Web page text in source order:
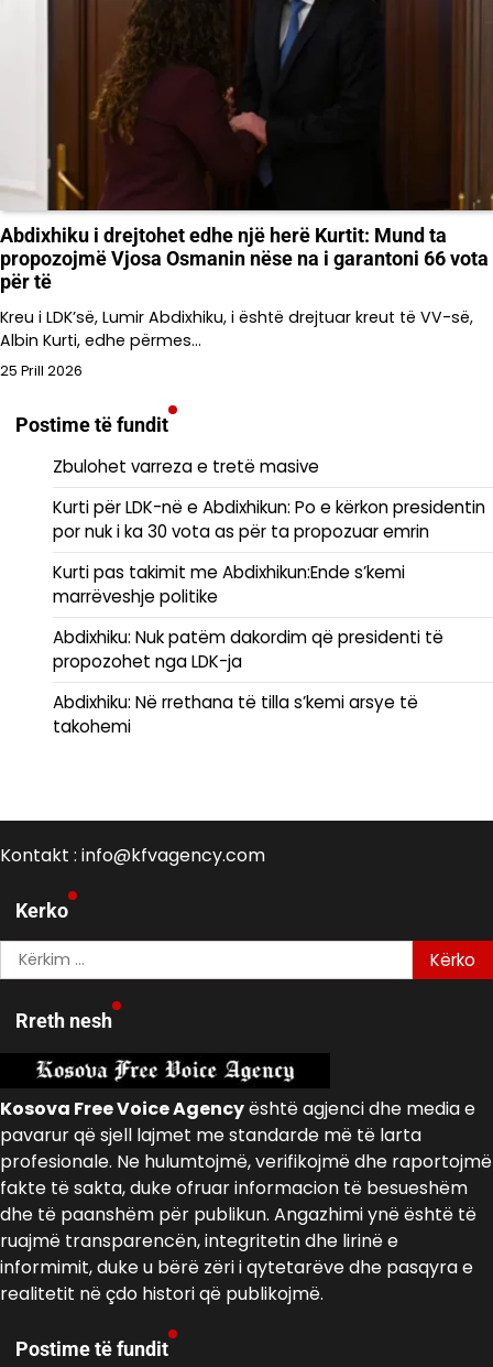
Abdixhiku i drejtohet edhe një herë Kurtit: Mund ta
propozojmë Vjosa Osmanin nëse na i garantoni 66 vota
për të
Kreu i LDK’së, Lumir Abdixhiku, i është drejtuar kreut të VV-së,
Albin Kurti, edhe përmes…
25 Prill 2026
Postime të fundit
Zbulohet varreza e tretë masive
Kurti për LDK-në e Abdixhikun: Po e kërkon presidentin
por nuk i ka 30 vota as për ta propozuar emrin
Kurti pas takimit me Abdixhikun:Ende s’kemi
marrëveshje politike
Abdixhiku: Nuk patëm dakordim që presidenti të
propozohet nga LDK-ja
Abdixhiku: Në rrethana të tilla s’kemi arsye të
takohemi
Kontakt : info@kfvagency.com
Kerko
Kërko
për:
Rreth nesh
Kosova Free Voice Agencyështë agjenci dhe media e
pavarur që sjell lajmet me standarde më të larta
profesionale. Ne hulumtojmë, verifikojmë dhe raportojmë
fakte të sakta, duke ofruar informacion të besueshëm
dhe të paanshëm për publikun. Angazhimi ynë është të
ruajmë transparencën, integritetin dhe lirinë e
informimit, duke u bërë zëri i qytetarëve dhe pasqyra e
realitetit në çdo histori që publikojmë.
Postime të fundit